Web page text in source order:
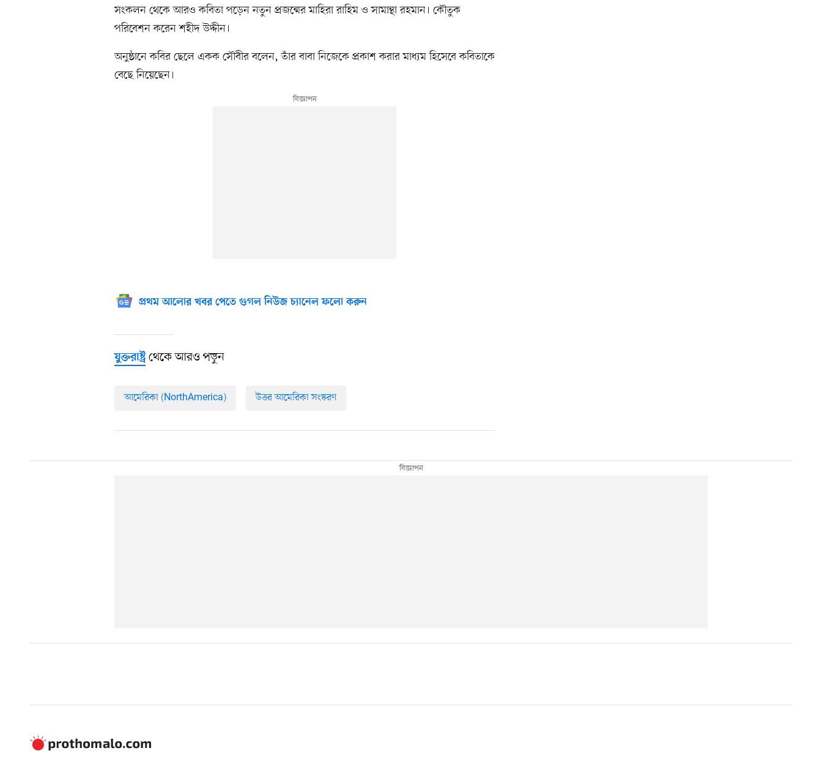
সংকলন থেকে আরও কবিতা পড়েন নতুন প্রজন্মের মাহিরা রাহিম ও সামান্থা রহমান। কৌতুক
পরিবেশন করেন শহীদ উদ্দীন।
অনুষ্ঠানে কবির ছেলে একক সৌবীর বলেন, তাঁর বাবা নিজেকে প্রকাশ করার মাধ্যম হিসেবে কবিতাকে
বেছে নিয়েছেন।
প্রথম আলোর খবর পেতে গুগল নিউজ চ্যানেল ফলো করুন
যুক্তরাষ্ট্রথেকে আরও পড়ুন
আমেরিকা (NorthAmerica) উত্তর আমেরিকা সংস্করণ